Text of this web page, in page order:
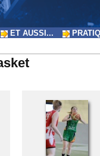
ET AUSSI...